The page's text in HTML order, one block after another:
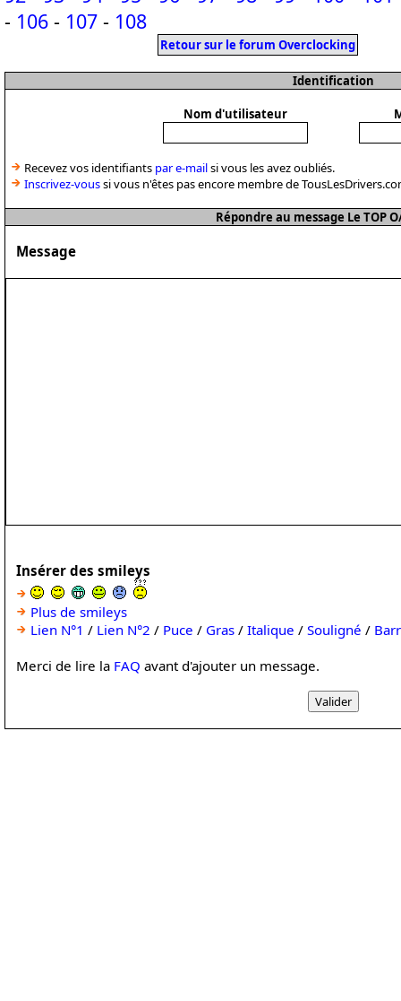
- 106 - 107 - 108
Retour sur le forum Overclocking
Identification
Nom d'utilisateur
Recevez vos identifiants par e-mailsi vous les avez oubliés.
Inscrivez-voussi vous n'êtes pas encore membre de
Répondre au message Le TOP
Message
Insérer des smileys
Plus de smileys
Lien N°1 / Lien N°2 / Puce / Gras / Italique / Souligné /
Merci de lire la FAQ avant d'ajouter un message.